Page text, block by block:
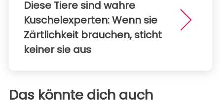
Diese Tiere sind wahre
Kuschelexperten: Wenn sie
Zärtlichkeit brauchen, sticht
keiner sie aus
Das könnte dich auch